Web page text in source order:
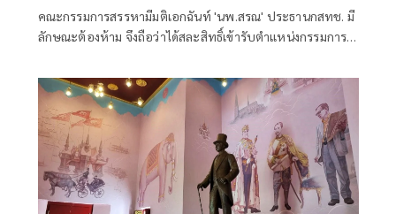
คณะกรรมการสรรหามีมติเอกฉันท์ 'นพ.สรณ' ประธานกสทช. มี
ลักษณะต้องห้าม จึงถือว่าได้สละสิทธิ์เข้ารับตำแหน่งกรรมการ